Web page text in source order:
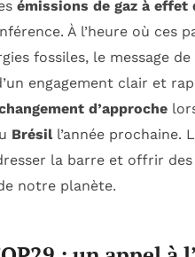
émissions de gaz à effet
À l’heure où ces
fossiles, le message
engagement clair et
d’approche
Brésill’année prochaine.
la barre et offrir
notre planète.